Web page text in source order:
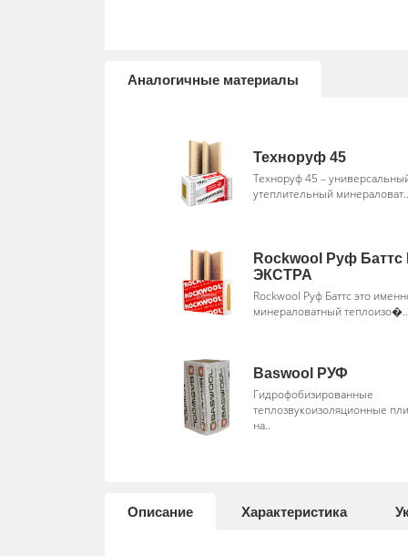
Аналогичные материалы
Техноруф 45
Техноруф 45 –
утеплительный минераловат..
Rockwool Руф Баттс
ЭКСТРА
Rockwool Руф Баттс это
минераловатный теплоизо�..
Baswool РУФ
Гидрофобизированные
теплозвукоизоляционные
на..
Описание Характеристика